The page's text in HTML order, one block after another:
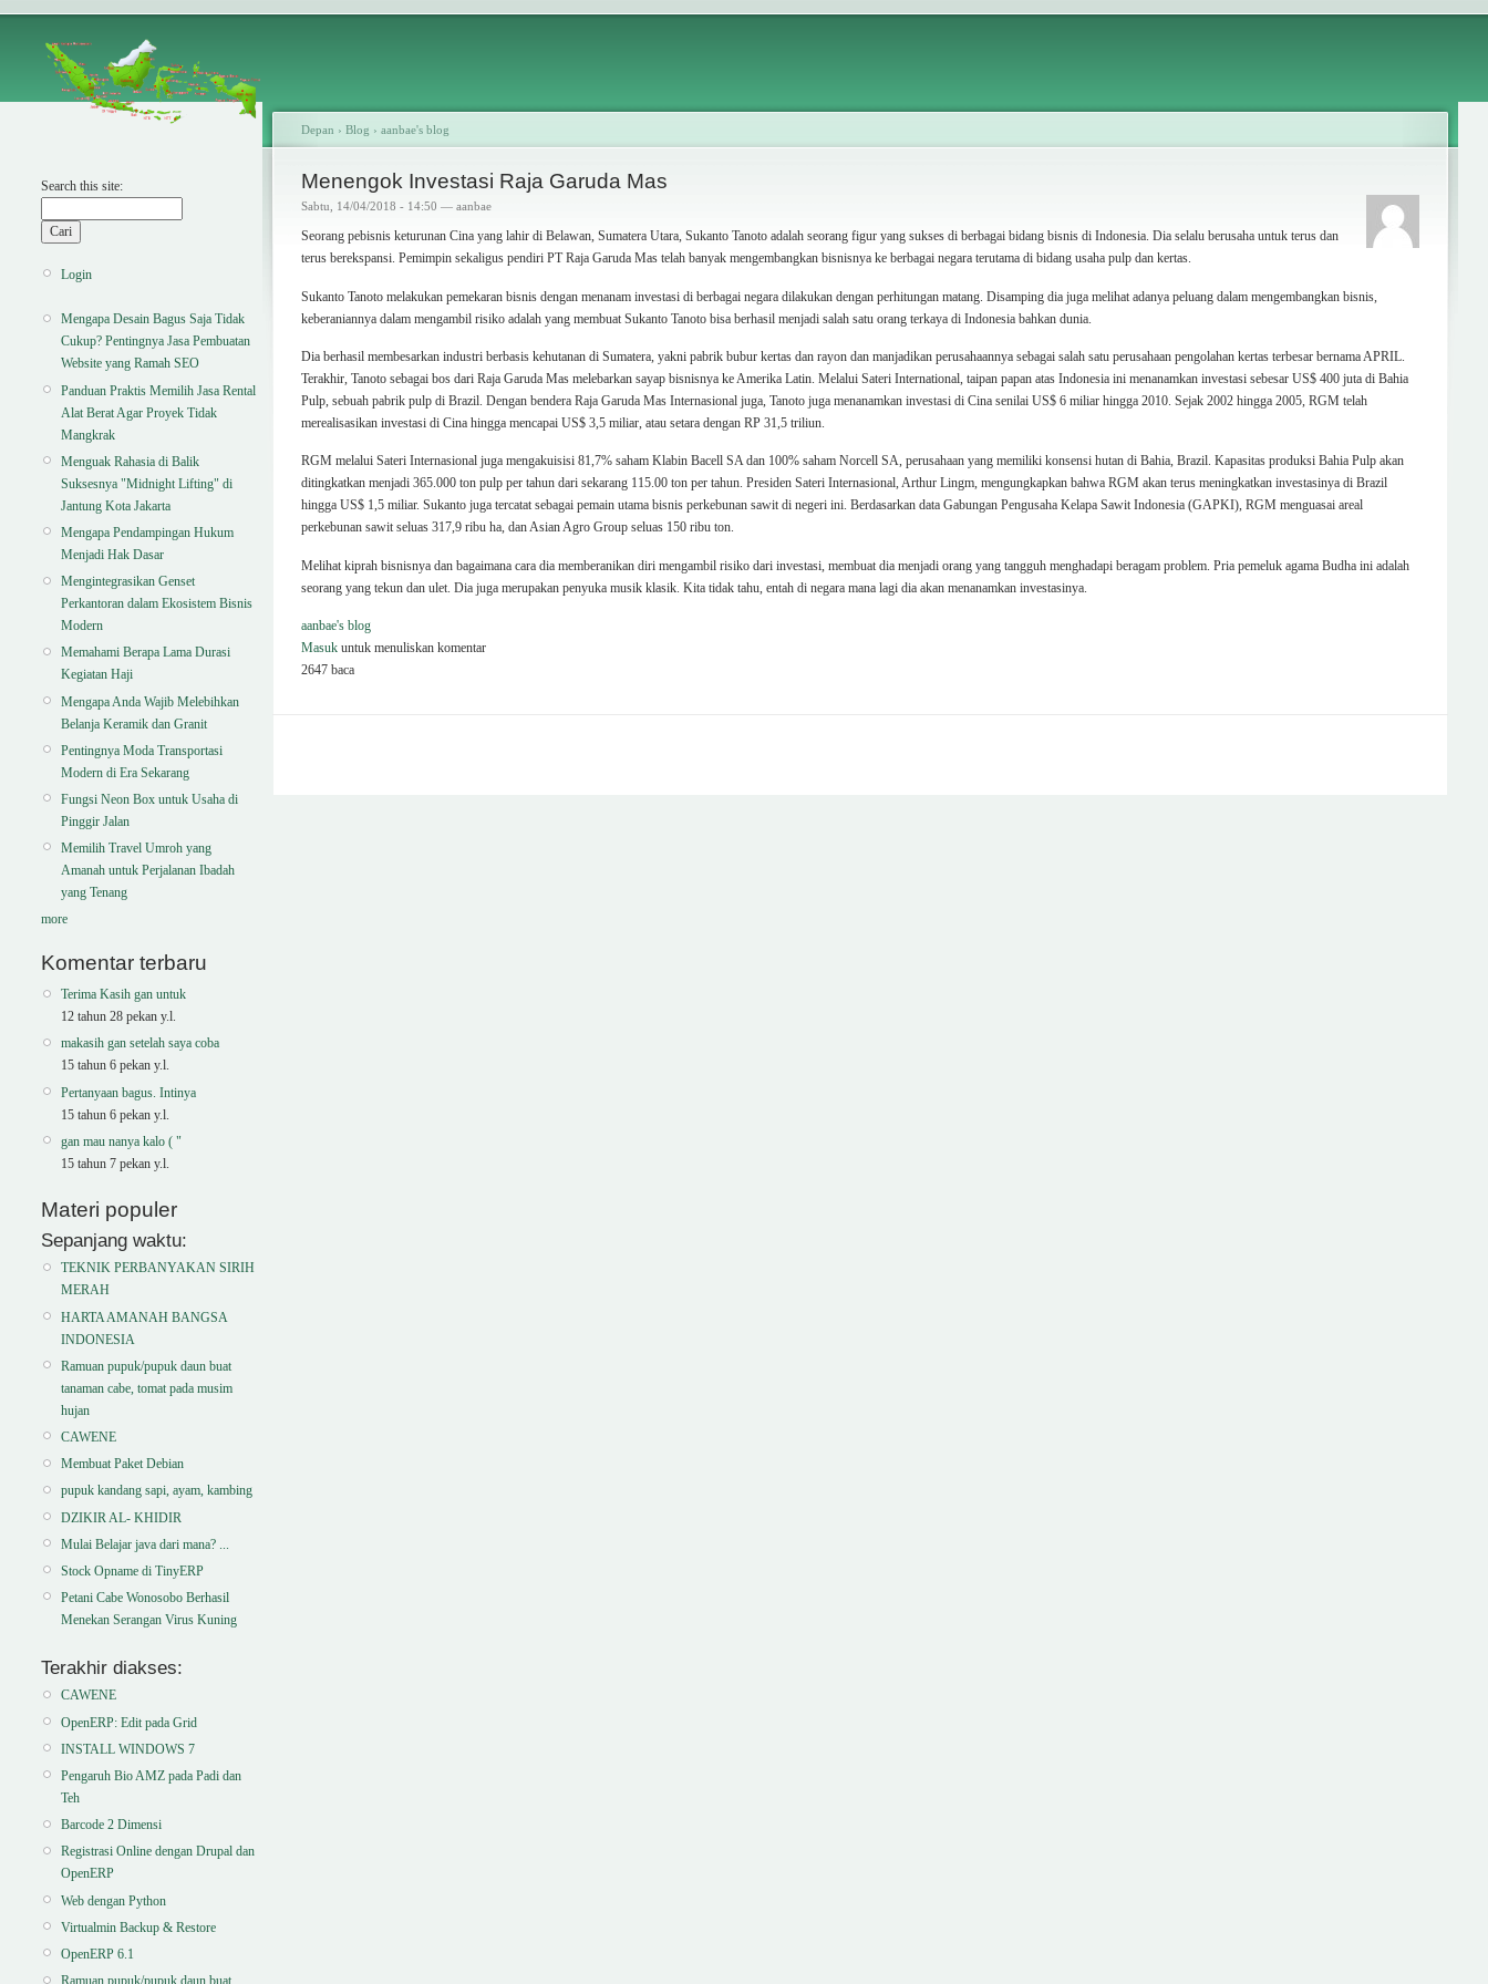
Search this site:
Login
Mengapa Desain Bagus Saja Tidak
Cukup? Pentingnya Jasa Pembuatan
Website yang Ramah SEO
Panduan Praktis Memilih Jasa Rental
Alat Berat Agar Proyek Tidak
Mangkrak
Menguak Rahasia di Balik
Suksesnya "Midnight Lifting" di
Jantung Kota Jakarta
Mengapa Pendampingan Hukum
Menjadi Hak Dasar
Mengintegrasikan Genset
Perkantoran dalam Ekosistem Bisnis
Modern
Memahami Berapa Lama Durasi
Kegiatan Haji
Mengapa Anda Wajib Melebihkan
Belanja Keramik dan Granit
Pentingnya Moda Transportasi
Modern di Era Sekarang
Fungsi Neon Box untuk Usaha di
Pinggir Jalan
Memilih Travel Umroh yang
Amanah untuk Perjalanan Ibadah
yang Tenang
more
Komentar terbaru
Terima Kasih gan untuk
12 tahun 28 pekan y.l.
makasih gan setelah saya coba
15 tahun 6 pekan y.l.
Pertanyaan bagus. Intinya
15 tahun 6 pekan y.l.
gan mau nanya kalo ( "
15 tahun 7 pekan y.l.
Materi populer
Sepanjang waktu:
TEKNIK PERBANYAKAN SIRIH
MERAH
HARTA AMANAH BANGSA
INDONESIA
Ramuan pupuk/pupuk daun buat
tanaman cabe, tomat pada musim
hujan
CAWENE
Membuat Paket Debian
pupuk kandang sapi, ayam, kambing
DZIKIR AL- KHIDIR
Mulai Belajar java dari mana? ...
Stock Opname di TinyERP
Petani Cabe Wonosobo Berhasil
Menekan Serangan Virus Kuning
Terakhir diakses:
CAWENE
OpenERP: Edit pada Grid
INSTALL WINDOWS 7
Pengaruh Bio AMZ pada Padi dan
Teh
Barcode 2 Dimensi
Registrasi Online dengan Drupal dan
OpenERP
Web dengan Python
Virtualmin Backup & Restore
OpenERP 6.1
Ramuan pupuk/pupuk daun buat
Depan › Blog › aanbae's blog
Menengok Investasi Raja Garuda Mas
Sabtu, 14/04/2018 - 14:50 — aanbae
Seorang pebisnis keturunan Cina yang lahir di Belawan, Sumatera Utara, Sukanto Tanoto adalah seorang figur yang sukses di berbagai bidang bisnis di Indonesia. Dia selalu berusaha untuk terus dan
terus berekspansi. Pemimpin sekaligus pendiri PT Raja Garuda Mas telah banyak mengembangkan bisnisnya ke berbagai negara terutama di bidang usaha pulp dan kertas.
Sukanto Tanoto melakukan pemekaran bisnis dengan menanam investasi di berbagai negara dilakukan dengan perhitungan matang. Disamping dia juga melihat adanya peluang dalam mengembangkan bisnis,
keberaniannya dalam mengambil risiko adalah yang membuat Sukanto Tanoto bisa berhasil menjadi salah satu orang terkaya di Indonesia bahkan dunia.
Dia berhasil membesarkan industri berbasis kehutanan di Sumatera, yakni pabrik bubur kertas dan rayon dan manjadikan perusahaannya sebagai salah satu perusahaan pengolahan kertas terbesar bernama APRIL.
Terakhir, Tanoto sebagai bos dari Raja Garuda Mas melebarkan sayap bisnisnya ke Amerika Latin. Melalui Sateri International, taipan papan atas Indonesia ini menanamkan investasi sebesar US$ 400 juta di Bahia
Pulp, sebuah pabrik pulp di Brazil. Dengan bendera Raja Garuda Mas Internasional juga, Tanoto juga menanamkan investasi di Cina senilai US$ 6 miliar hingga 2010. Sejak 2002 hingga 2005, RGM telah
merealisasikan investasi di Cina hingga mencapai US$ 3,5 miliar, atau setara dengan RP 31,5 triliun.
RGM melalui Sateri Internasional juga mengakuisisi 81,7% saham Klabin Bacell SA dan 100% saham Norcell SA, perusahaan yang memiliki konsensi hutan di Bahia, Brazil. Kapasitas produksi Bahia Pulp akan
ditingkatkan menjadi 365.000 ton pulp per tahun dari sekarang 115.00 ton per tahun. Presiden Sateri Internasional, Arthur Lingm, mengungkapkan bahwa RGM akan terus meningkatkan investasinya di Brazil
hingga US$ 1,5 miliar. Sukanto juga tercatat sebagai pemain utama bisnis perkebunan sawit di negeri ini. Berdasarkan data Gabungan Pengusaha Kelapa Sawit Indonesia (GAPKI), RGM menguasai areal
perkebunan sawit seluas 317,9 ribu ha, dan Asian Agro Group seluas 150 ribu ton.
Melihat kiprah bisnisnya dan bagaimana cara dia memberanikan diri mengambil risiko dari investasi, membuat dia menjadi orang yang tangguh menghadapi beragam problem. Pria pemeluk agama Budha ini adalah
seorang yang tekun dan ulet. Dia juga merupakan penyuka musik klasik. Kita tidak tahu, entah di negara mana lagi dia akan menanamkan investasinya.
aanbae's blog
Masuk untuk menuliskan komentar
2647 baca